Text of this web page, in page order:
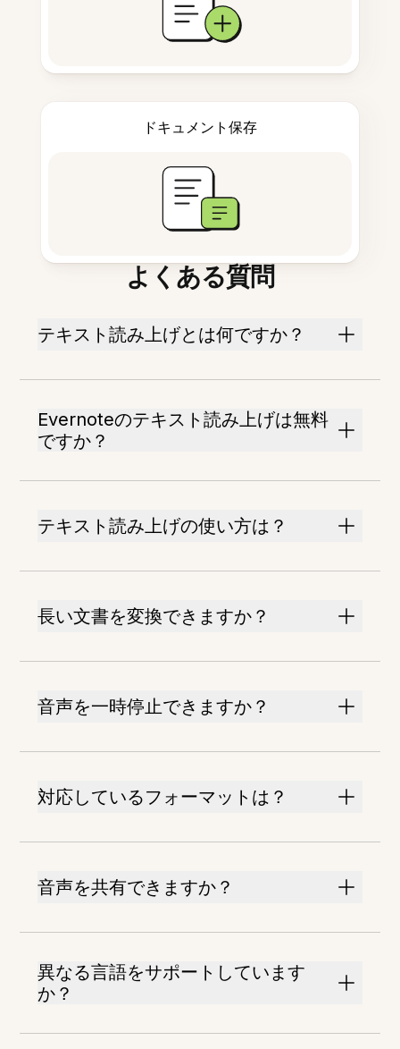
ドキュメント保存
よくある質問
テキスト読み上げとは何ですか？
Evernoteのテキスト読み上げは無料
ですか？
テキスト読み上げの使い方は？
長い文書を変換できますか？
音声を一時停止できますか？
対応しているフォーマットは？
音声を共有できますか？
異なる言語をサポートしています
か？